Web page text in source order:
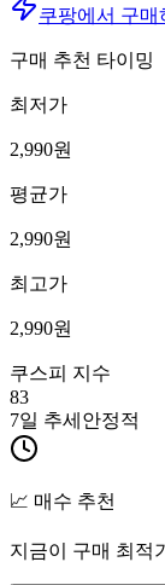
쿠팡에서 구매
구매 추천 타이밍
최저가
2,990원
평균가
2,990원
최고가
2,990원
쿠스피 지수
83
7일 추세 안정적
📈 매수 추천
지금이 구매 최적